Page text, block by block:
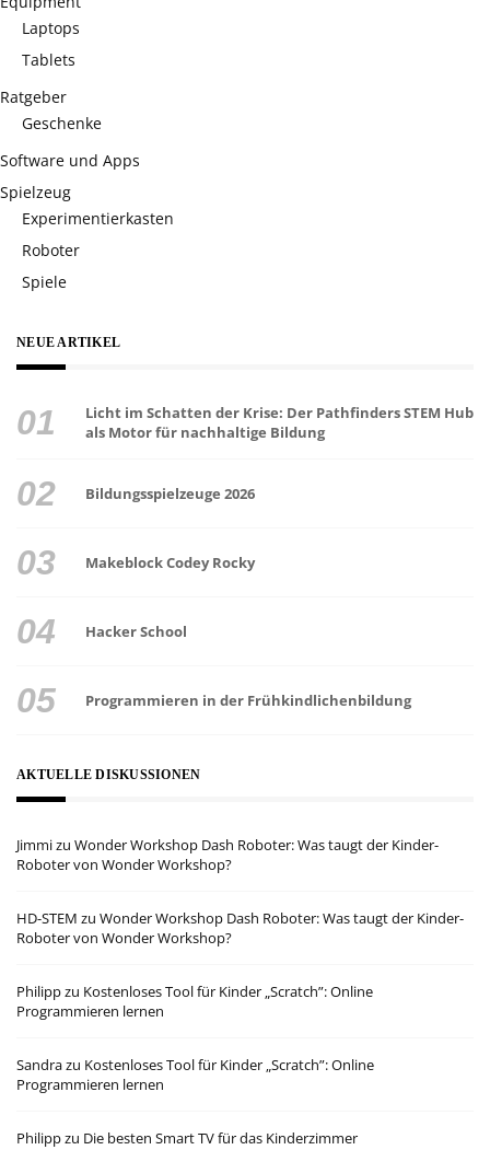
Laptops
Tablets
Ratgeber
Geschenke
Software und Apps
Spielzeug
Experimentierkasten
Roboter
Spiele
NEUE ARTIKEL
Licht im Schatten der Krise: Der Pathfinders STEM Hub
als Motor für nachhaltige Bildung
Bildungsspielzeuge 2026
Makeblock Codey Rocky
Hacker School
Programmieren in der Frühkindlichenbildung
AKTUELLE DISKUSSIONEN
Jimmizu Wonder Workshop Dash Roboter: Was taugt der Kinder-
Roboter von Wonder Workshop?
HD-STEM zu Wonder Workshop Dash Roboter: Was taugt der Kinder-
Roboter von Wonder Workshop?
Philippzu Kostenloses Tool für Kinder „Scratch”: Online
Programmieren lernen
Sandrazu Kostenloses Tool für Kinder „Scratch”: Online
Programmieren lernen
Philippzu Die besten Smart TV für das Kinderzimmer